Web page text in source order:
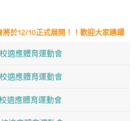
於12/10正式展開！！歡迎大家踴躍
適應體育運動會
適應體育運動會
適應體育運動會